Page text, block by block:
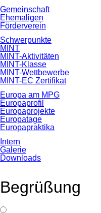
Gemeinschaft
Ehemaligen
Förderverein
Schwerpunkte
MINT
MINT-Aktivitäten
MINT-Klasse
MINT-Wettbewerbe
MINT-EC Zertifikat
Europa am MPG
Europaprofil
Europaprojekte
Europatage
Europapraktika
Intern
Galerie
Downloads
Begrüßung